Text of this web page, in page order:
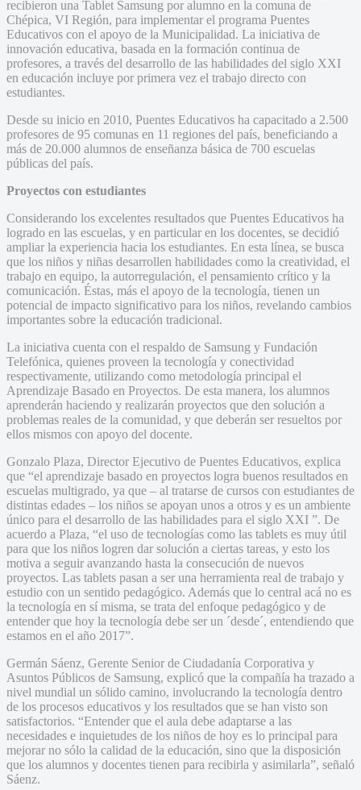
recibieron una Tablet Samsung por alumno en la comuna de
Chépica, VI Región, para implementar el programa Puentes
Educativos con el apoyo de la Municipalidad. La iniciativa de
innovación educativa, basada en la formación continua de
profesores, a través del desarrollo de las habilidades del siglo XXI
en educación incluye por primera vez el trabajo directo con
estudiantes.
Desde su inicio en 2010, Puentes Educativos ha capacitado a 2.500
profesores de 95 comunas en 11 regiones del país, beneficiando a
más de 20.000 alumnos de enseñanza básica de 700 escuelas
públicas del país.
Proyectos con estudiantes
Considerando los excelentes resultados que Puentes Educativos ha
logrado en las escuelas, y en particular en los docentes, se decidió
ampliar la experiencia hacia los estudiantes. En esta línea, se busca
que los niños y niñas desarrollen habilidades como la creatividad, el
trabajo en equipo, la autorregulación, el pensamiento crítico y la
comunicación. Éstas, más el apoyo de la tecnología, tienen un
potencial de impacto significativo para los niños, revelando cambios
importantes sobre la educación tradicional.
La iniciativa cuenta con el respaldo de Samsung y Fundación
Telefónica, quienes proveen la tecnología y conectividad
respectivamente, utilizando como metodología principal el
Aprendizaje Basado en Proyectos. De esta manera, los alumnos
aprenderán haciendo y realizarán proyectos que den solución a
problemas reales de la comunidad, y que deberán ser resueltos por
ellos mismos con apoyo del docente.
Gonzalo Plaza, Director Ejecutivo de Puentes Educativos, explica
que “el aprendizaje basado en proyectos logra buenos resultados en
escuelas multigrado, ya que – al tratarse de cursos con estudiantes de
distintas edades – los niños se apoyan unos a otros y es un ambiente
único para el desarrollo de las habilidades para el siglo XXI ”. De
acuerdo a Plaza, “el uso de tecnologías como las tablets es muy útil
para que los niños logren dar solución a ciertas tareas, y esto los
motiva a seguir avanzando hasta la consecución de nuevos
proyectos. Las tablets pasan a ser una herramienta real de trabajo y
estudio con un sentido pedagógico. Además que lo central acá no es
la tecnología en sí misma, se trata del enfoque pedagógico y de
entender que hoy la tecnología debe ser un ´desde´, entendiendo que
estamos en el año 2017”.
Germán Sáenz, Gerente Senior de Ciudadanía Corporativa y
Asuntos Públicos de Samsung, explicó que la compañía ha trazado a
nivel mundial un sólido camino, involucrando la tecnología dentro
de los procesos educativos y los resultados que se han visto son
satisfactorios. “Entender que el aula debe adaptarse a las
necesidades e inquietudes de los niños de hoy es lo principal para
mejorar no sólo la calidad de la educación, sino que la disposición
que los alumnos y docentes tienen para recibirla y asimilarla”, señaló
Sáenz.